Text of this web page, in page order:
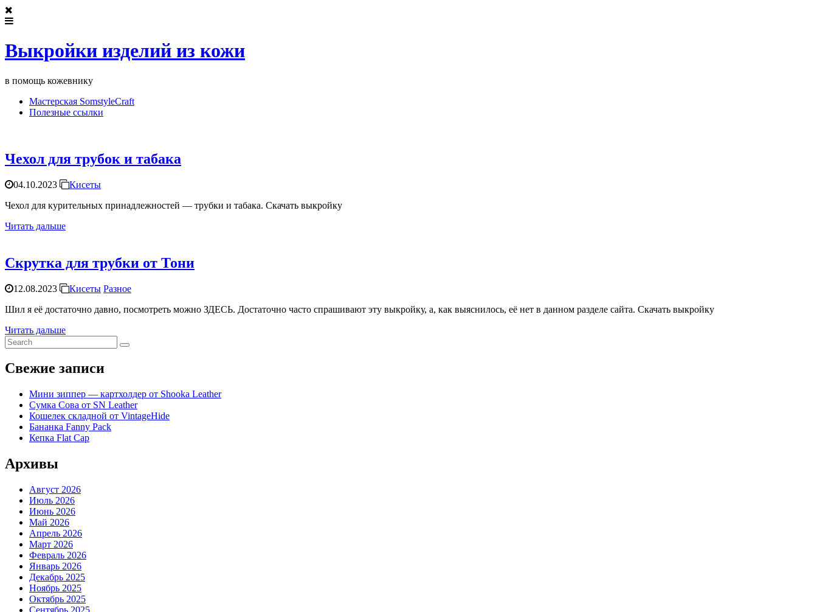
Выкройки изделий из кожи
в помощь кожевнику
Мастерская SomstyleCraft
Полезные ссылки
Чехол для трубок и табака
04.10.2023
Кисеты
Чехол для курительных принадлежностей — трубки и табака. Скачать выкройку
Читать дальше
Скрутка для трубки от Тони
12.08.2023 Кисеты Разное
Шил я её достаточно давно, посмотреть можно ЗДЕСЬ. Достаточно часто спрашивают эту выкройку, а, как выяснилось, её нет в данном разделе сайта. Скачать выкройку
Читать дальше
Search
for:
Свежие записи
Мини зиппер — картхолдер от Shooka Leather
Сумка Сова от SN Leather
Кошелек складной от VintageHide
Бананка Fanny Pack
Кепка Flat Cap
Архивы
Август 2026
Июль 2026
Июнь 2026
Май 2026
Апрель 2026
Март 2026
Февраль 2026
Январь 2026
Декабрь 2025
Ноябрь 2025
Октябрь 2025